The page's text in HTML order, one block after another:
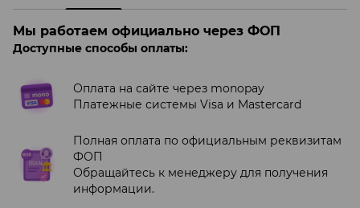
Мы работаем официально через ФОП
Доступные способы оплаты:
Оплата на сайте через monopay
Платежные системы Visa и Mastercard
Полная оплата по официальным реквизитам
ФОП
Обращайтесь к менеджеру для получения
информации.